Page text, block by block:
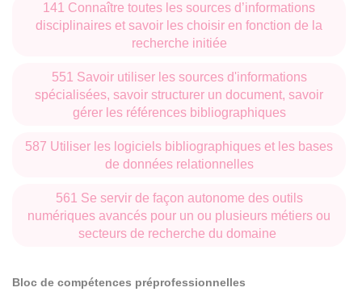
141 Connaître toutes les sources d’informations
disciplinaires et savoir les choisir en fonction de la
recherche initiée
551 Savoir utiliser les sources d'informations
spécialisées, savoir structurer un document, savoir
gérer les références bibliographiques
587 Utiliser les logiciels bibliographiques et les bases
de données relationnelles
561 Se servir de façon autonome des outils
numériques avancés pour un ou plusieurs métiers ou
secteurs de recherche du domaine
Bloc de compétences préprofessionnelles